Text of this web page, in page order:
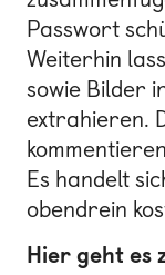
Passwort
Weiterhin
sowie Bilder
extrahieren.
Es handelt
obendrein
Hier geht es